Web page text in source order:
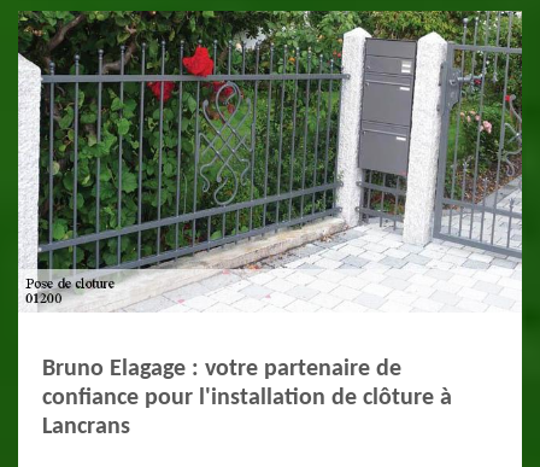
Bruno Elagage : votre partenaire de
confiance pour l'installation de clôture à
Lancrans